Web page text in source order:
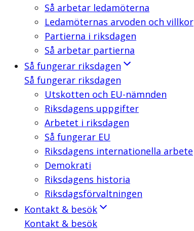
Så arbetar ledamöterna
Ledamöternas arvoden och villkor
Partierna i riksdagen
Så arbetar partierna
Så fungerar riksdagen
Så fungerar riksdagen
Utskotten och EU-nämnden
Riksdagens uppgifter
Arbetet i riksdagen
Så fungerar EU
Riksdagens internationella arbete
Demokrati
Riksdagens historia
Riksdagsförvaltningen
Kontakt & besök
Kontakt & besök